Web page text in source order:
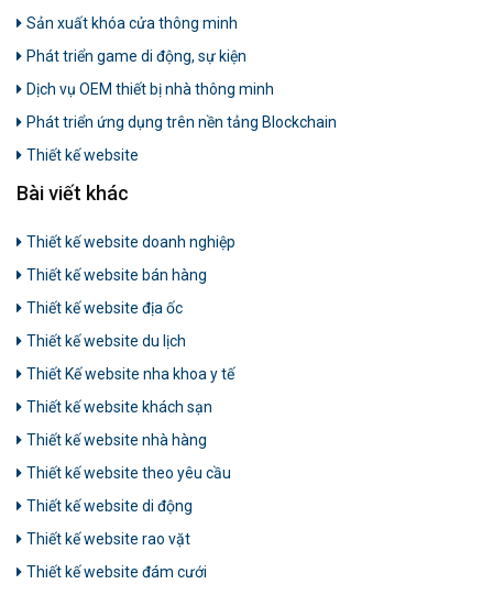
Sản xuất khóa cửa thông minh
Phát triển game di động, sự kiện
Dịch vụ OEM thiết bị nhà thông minh
Phát triển ứng dụng trên nền tảng Blockchain
Thiết kế website
Bài viết khác
Thiết kế website doanh nghiệp
Thiết kế website bán hàng
Thiết kế website địa ốc
Thiết kế website du lịch
Thiết Kế website nha khoa y tế
Thiết kế website khách sạn
Thiết kế website nhà hàng
Thiết kế website theo yêu cầu
Thiết kế website di động
Thiết kế website rao vặt
Thiết kế website đám cưới